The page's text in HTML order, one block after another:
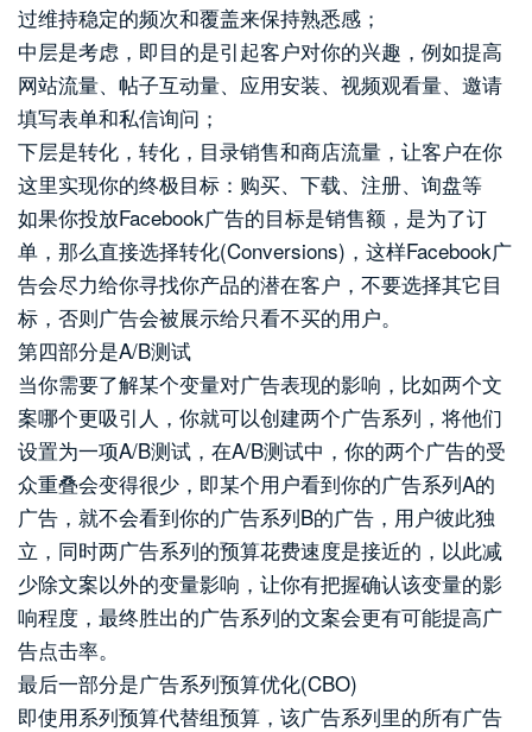
过维持稳定的频次和覆盖来保持熟悉感；
中层是考虑，即目的是引起客户对你的兴趣，例如提高
网站流量、帖子互动量、应用安装、视频观看量、邀请
填写表单和私信询问；
下层是转化，转化，目录销售和商店流量，让客户在你
这里实现你的终极目标：购买、下载、注册、询盘等
如果你投放Facebook广告的目标是销售额，是为了订
单，那么直接选择转化(Conversions)，这样Facebook广
告会尽力给你寻找你产品的潜在客户，不要选择其它目
标，否则广告会被展示给只看不买的用户。
第四部分是A/B测试
当你需要了解某个变量对广告表现的影响，比如两个文
案哪个更吸引人，你就可以创建两个广告系列，将他们
设置为一项A/B测试，在A/B测试中，你的两个广告的受
众重叠会变得很少，即某个用户看到你的广告系列A的
广告，就不会看到你的广告系列B的广告，用户彼此独
立，同时两广告系列的预算花费速度是接近的，以此减
少除文案以外的变量影响，让你有把握确认该变量的影
响程度，最终胜出的广告系列的文案会更有可能提高广
告点击率。
最后一部分是广告系列预算优化(CBO)
即使用系列预算代替组预算，该广告系列里的所有广告